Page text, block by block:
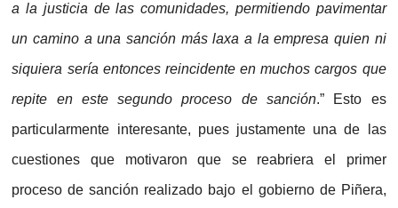
a la justicia de las comunidades, permitiendo pavimentar
un camino a una sanción más laxa a la empresa quien ni
siquiera sería entonces reincidente en muchos cargos que
repite en este segundo proceso de sanción.” Esto es
particularmente interesante, pues justamente una de las
cuestiones que motivaron que se reabriera el primer
proceso de sanción realizado bajo el gobierno de Piñera,